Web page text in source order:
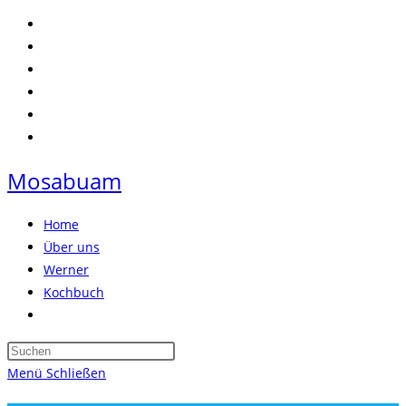
Zum
Inhalt
springen
Mosabuam
Home
Über uns
Werner
Kochbuch
umschalten
Press
Menü Schließen